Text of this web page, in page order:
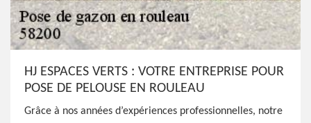
HJ ESPACES VERTS : VOTRE ENTREPRISE POUR
POSE DE PELOUSE EN ROULEAU
Grâce à nos années d’expériences professionnelles, notre